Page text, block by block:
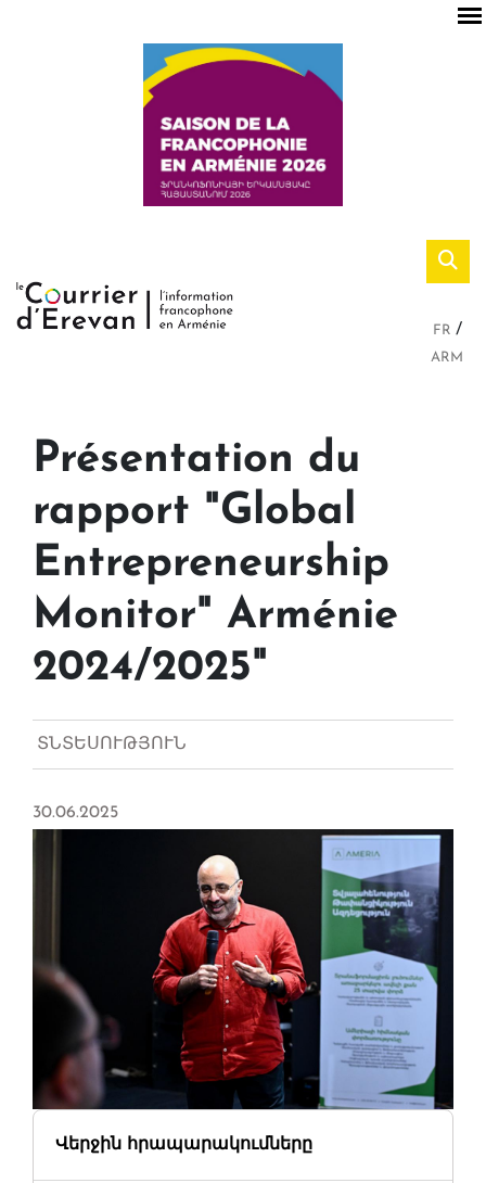
FR
ARM
Présentation du
rapport "Global
Entrepreneurship
Monitor" Arménie
2024/2025"
ՏՆՏԵՍՈՒԹՅՈՒՆ
30.06.2025
Վերջին հրապարակումները